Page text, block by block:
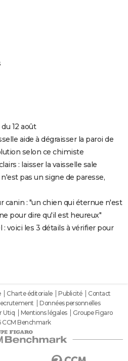
12 août
aide à dégraisser la paroi de
selon ce chimiste
: laisser la vaisselle sale
pas un signe de paresse,
canin : "un chien qui éternue n'est
pour dire qu'il est heureux"
voici les 3 détails à vérifier pour
Charte éditoriale Publicité
Contact
Données personnelles
Utiq Mentions légales
Groupe Figaro
Benchmark